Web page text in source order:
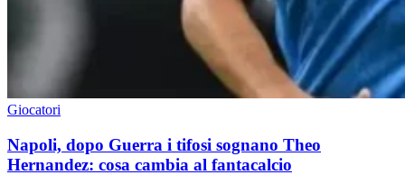
Giocatori
Napoli, dopo Guerra i tifosi sognano Theo
Hernandez: cosa cambia al fantacalcio